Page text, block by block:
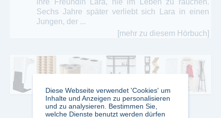
ihre Freundin Lara, nie im Leben zu rauchen.
Sechs Jahre später verliebt sich Lara in einen
Jungen, der ...
[mehr zu diesem Hörbuch]
Diese Webseite verwendet 'Cookies' um
Inhalte und Anzeigen zu personalisieren
und zu analysieren. Bestimmen Sie,
welche Dienste benutzt werden dürfen